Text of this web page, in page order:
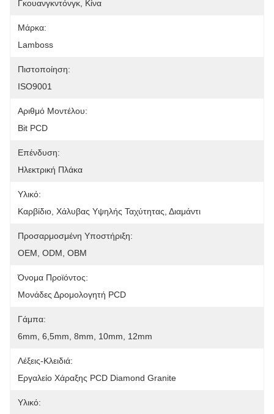
Γκουανγκντόνγκ, Κίνα
Μάρκα:
Lamboss
Πιστοποίηση:
ISO9001
Αριθμό Μοντέλου:
Bit PCD
Επένδυση:
Ηλεκτρική Πλάκα
Υλικό:
Καρβίδιο, Χάλυβας Υψηλής Ταχύτητας, Διαμάντι
Προσαρμοσμένη Υποστήριξη:
OEM, ODM, OBM
Όνομα Προϊόντος:
Μονάδες Δρομολογητή PCD
Γάμπα:
6mm, 6,5mm, 8mm, 10mm, 12mm
Λέξεις-Κλειδιά:
Εργαλείο Χάραξης PCD Diamond Granite
Υλικό: